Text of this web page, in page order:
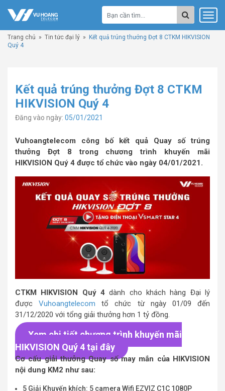
Trang chủ » Tin tức đại lý »
Kết quả trúng thưởng Đợt 8 CTKM HIKVISION
Quý 4
Kết quả trúng thưởng Đợt 8 CTKM
HIKVISION Quý 4
Đăng vào ngày: 05/01/2021
Vuhoangtelecom công bố kết quả Quay số trúng
thưởng Đợt 8 trong chương trình khuyến mãi
HIKVISION Quý 4 được tổ chức vào ngày 04/01/2021.
CTKM HIKVISION Quý 4 dành cho khách hàng Đại lý
đượcVuhoangtelecom tổ chức từ ngày 01/09 đến
31/12/2020 với tổng giải thưởng hơn 1 tỷ đồng.
Xem chi tiết chương trình khuyến mãi
HIKVISION Quý 4 tại đây
Cơ cấu giải thưởng Quay số may mắn của HIKVISION
nội dung KM2 như sau:
5 Giải Khuyến khích: 5 camera Wifi EZVIZ C1C 1080P